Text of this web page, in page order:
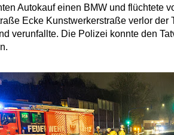
Autokauf einen BMW und flüchtete
Ecke Kunstwerkerstraße verlor der
verunfallte. Die Polizei konnte den